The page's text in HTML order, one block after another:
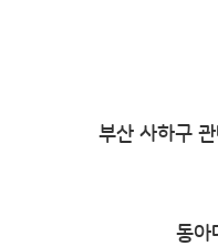
부산 사하구
동아